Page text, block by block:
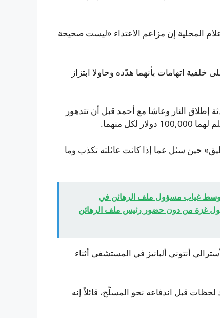
المحلية إن مزاعم الاعتداء «ليست صحيحة
اتهامات بأنهما هدّده وحاولا ابتزاز
إطلاق النار وعاشا مع أحمد قبل أن تتدهور
منهما.
حين سئل عما إذا كانت عائلته تكذب وما
وسط غياب مسؤول ملف الرهائن في
حول غزة من دون حضور رئيس ملف الرهائن
أنتوني ألبانيز في المستشفى أثناء
قبل اندفاعه نحو المسلّح، قائلاً إنه